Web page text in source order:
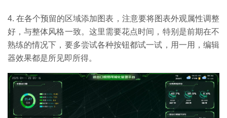
4. 在各个预留的区域添加图表，注意要将图表外观属性调整
好，与整体风格一致。这里需要花点时间，特别是前期在不
熟练的情况下，要多尝试各种按钮都试一试，用一用，编辑
器效果都是所见即所得。